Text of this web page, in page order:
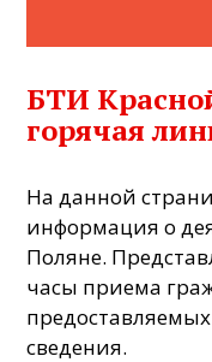
БТИ
горячая
На данной
информация о
Поляне.
часы приема
сведения.